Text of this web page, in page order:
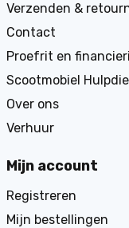
Verzenden &
Contact
Proefrit en
Scootmobiel
Over ons
Verhuur
Mijn account
Registreren
Mijn bestellingen